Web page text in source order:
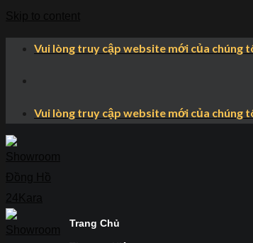
Vui lòng truy cập website mới của chúng
Vui lòng truy cập website mới của chúng
Trang Chủ